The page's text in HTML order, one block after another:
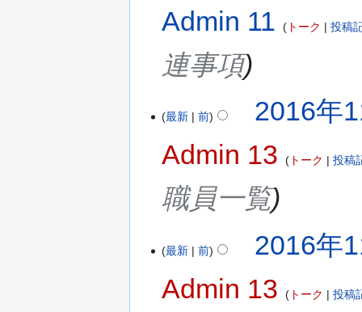
Admin 11
トーク 投稿
連事項
最新 前
2016年
Admin 13
トーク 投稿
職員一覧
最新 前
2016年
Admin 13
トーク 投稿